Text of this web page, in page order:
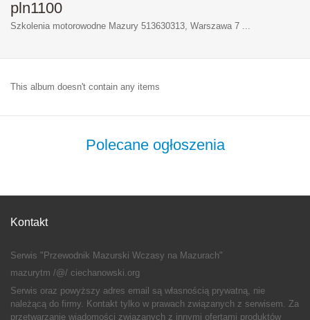
pln1100
Szkolenia motorowodne Mazury 513630313, Warszawa 7 ...
This album doesn't contain any items
Polecaneogłoszenia
Kontakt
Serwis "Przewodnik Mazurski Wczasy na Mazurach"
mazurytm /@/ ciechanowski.org
Serwis oraz powyższy adres email są własnością prywatną, nie
należącą do firmy. Kontakt tylko w prawach związanych z serwisem. Za
przetwarzanie wiadomości związanych z innymi ofertami produktów